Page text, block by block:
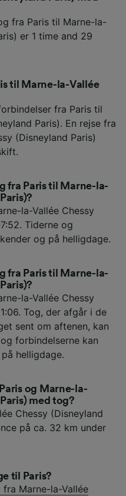
fra Paris til Marne-la-
er 1 time and 29
til Marne-la-Vallée
fra Paris til
Paris). En rejse fra
(Disneyland Paris)
fra Paris til Marne-la-
la-Vallée Chessy
Tiderne og
og på helligdage.
fra Paris til Marne-la-
la-Vallée Chessy
Tog, der afgår i de
sent om aftenen, kan
forbindelserne kan
helligdage.
og Marne-la-
med tog?
Chessy (Disneyland
på ca. 32 km under
til Paris?
Marne-la-Vallée